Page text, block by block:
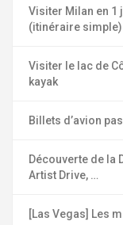
h
e
:
Visiter Milan en 1
(itinéraire simple)
Visiter le lac de
kayak
Billets d’avion
Découverte de la
Artist Drive, …
[Las Vegas] Les